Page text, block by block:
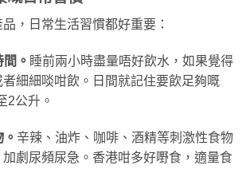
，日常生活習慣都好重要：
。 睡前兩小時盡量唔好飲水，如果覺得
者細細啖咁飲。日間就記住要飲足夠嘅
2公升。
辛辣、油炸、咖啡、酒精等刺激性食物
劇尿頻尿急。香港咁多好嘢食，適量食